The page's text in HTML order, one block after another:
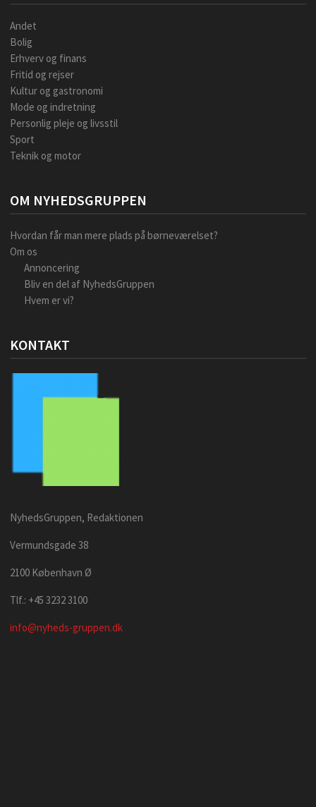
Andet
Bolig
Erhverv og finans
Fritid og rejser
Kultur og gastronomi
Mode og indretning
Personlig pleje og livsstil
Sport
Teknik og motor
OM NYHEDSGRUPPEN
Hvordan får man mere plads på børneværelset?
Om os
Annoncering
Bliv en del af NyhedsGruppen
Hvem er vi?
KONTAKT
NyhedsGruppen, Redaktionen
Vermundsgade 38
2100 København Ø
Tlf.: +45 3232 3100
info@nyheds-gruppen.dk